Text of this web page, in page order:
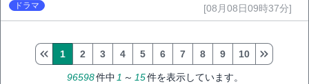
ドラマ [08月08日09時37分]
96598件中1 ～ 15件を表示しています。
1 2 3 4 5 6 7 8 9 10